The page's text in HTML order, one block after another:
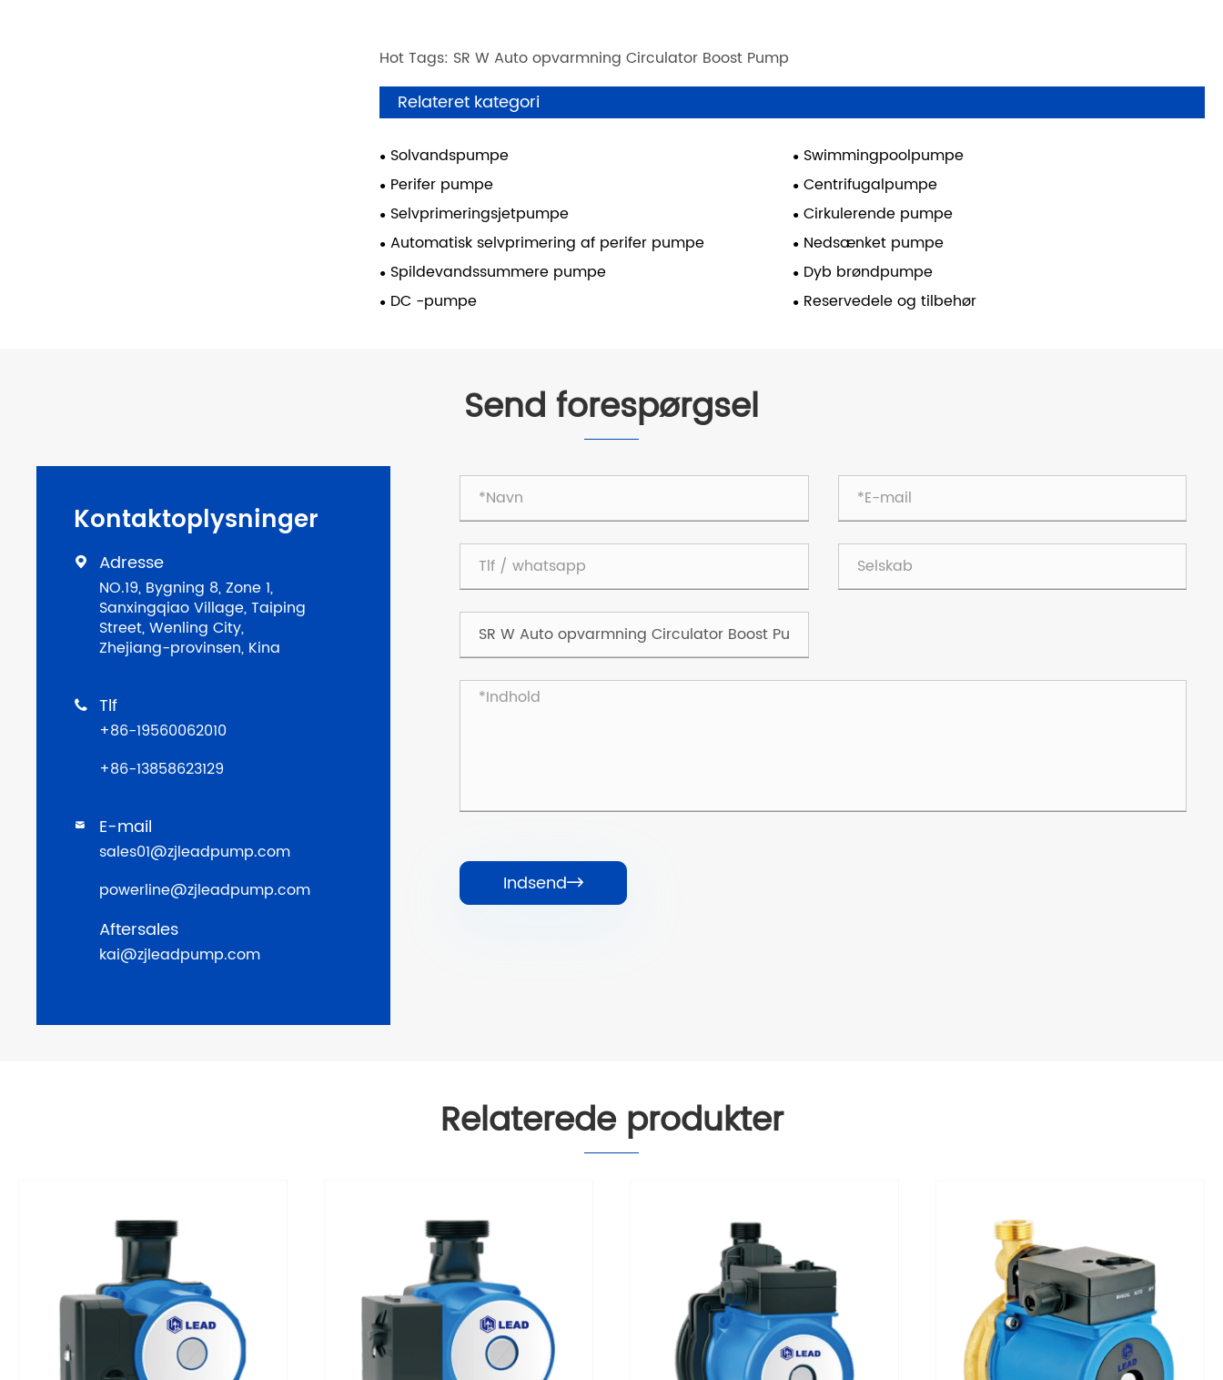
Hot Tags: SR W Auto opvarmning Circulator Boost Pump
Relateret kategori
Solvandspumpe
Swimmingpoolpumpe
Perifer pumpe
Centrifugalpumpe
Selvprimeringsjetpumpe
Cirkulerende pumpe
Automatisk selvprimering af perifer pumpe
Nedsænket pumpe
Spildevandssummere pumpe
Dyb brøndpumpe
DC -pumpe
Reservedele og tilbehør
Send forespørgsel
Kontaktoplysninger
 Adresse
NO.19, Bygning 8, Zone 1,
Sanxingqiao Village, Taiping
Street, Wenling City,
Zhejiang-provinsen, Kina
 Tlf
+86-19560062010
+86-13858623129
 E-mail
sales01@zjleadpump.com
powerline@zjleadpump.com
Aftersales
kai@zjleadpump.com
Indsend
Relaterede produkter